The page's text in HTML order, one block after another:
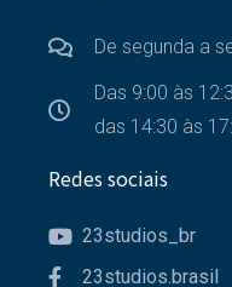
De segunda a
Das 9:00 às
das 14:30 às
Redes sociais
23studios_br
23studios.brasil